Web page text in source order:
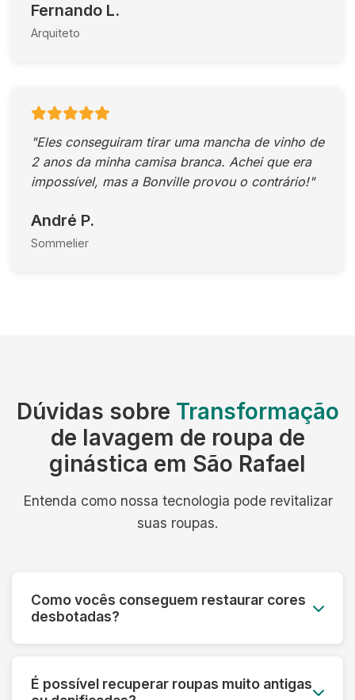
Fernando L.
Arquiteto
"Eles conseguiram tirar uma mancha de vinho de
2 anos da minha camisa branca. Achei que era
impossível, mas a Bonville provou o contrário!"
André P.
Sommelier
Dúvidas sobre Transformação
de lavagem de roupa de
ginástica em São Rafael
Entenda como nossa tecnologia pode revitalizar
suas roupas.
Como vocês conseguem restaurar cores
desbotadas?
pigmentos das fibras e aplicamos tratamentos
que devolvem a vivacidade original das cores,
É possível recuperar roupas muito antigas